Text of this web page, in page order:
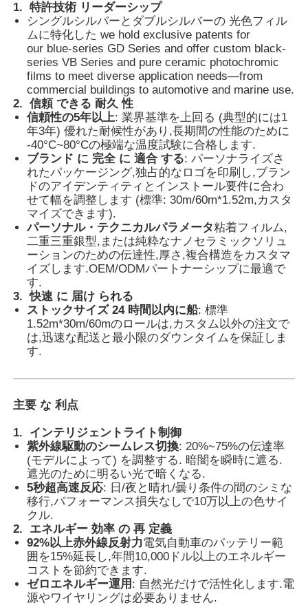
会社案内
品質管理
お問い合わせ
ニュース
すべての場合
見積依頼
車のペンキの保護フィルム
スマートPDLCフィルム
クリアナノセラミックティント
自動車 窓 染料
スマート pdlc ガラス
PNLCフィルム
合わせガラスPVB中間膜
1. 特許技術 リーダーシップ
シングルシルバーとダブルシルバーの 光色フィル
ムに特化した we hold exclusive patents for
our blue-series GD Series and offer custom black-
series VB Series and pure ceramic photochromic
films to meet diverse application needs—from
commercial buildings to automotive and marine use.
2. 信頼 できる 耐久 性
信頼性の5年以上: 業界基準を上回る (典型的には1
年3年) 優れた耐候性があり,長期間の性能のために
-40°C~80°Cの極端な温度試験に合格します.
ブランド に 完全 に 適合 する: パーソナライズさ
れたパッケージング,独占的なロゴを印刷し,ブラン
ドのアイデンティティとインストール要件に合わ
せて幅を調整します (標準: 30m/60m*1.52m,カスタ
マイズできます).
パーソナル・テクニカルパラメータ粘着フィルム,
二重三重銀型,または純粋なナノセラミックソリュ
ーションのための伝達性,厚さ,複合構造をカスタマ
イズします.OEM/ODMパートナーシップに最適で
す.
3. 快速 に 届け られる
ストックサイズ 24 時間以内に船: 標準
1.52m*30m/60mのロールは,カスタム以外の注文で
は,迅速な配送と最小限のダウンタイムを保証しま
す.
主要 な 利点
1.
インテリジェントライト制御
紫外線駆動のシームレス切換: 20%~75%の伝達率
(モデルによって) を調整する. 暗闇を瞬時に遮る.
遮光のために明るい光で暗くなる.
5秒超高速反応: 日/夜と晴れ/曇り条件の間のシミな
移行,パフォーマンス損失なしで10万以上の色サイ
クル.
2.
エネルギー 効率 の 再 定義
92%以上赤外線反射力電気自動車のバッテリー範
囲を15%延長し,年間10,000ドル以上のエネルギー
コストを節約できます.
ゼロエネルギー運用 : 自然光だけで活性化します.電
源やワイヤリングは必要ありません.